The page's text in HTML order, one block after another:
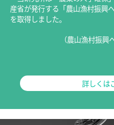
産省が発行する「農山漁村振興
を取得しました。
（農山漁村振
詳しくは